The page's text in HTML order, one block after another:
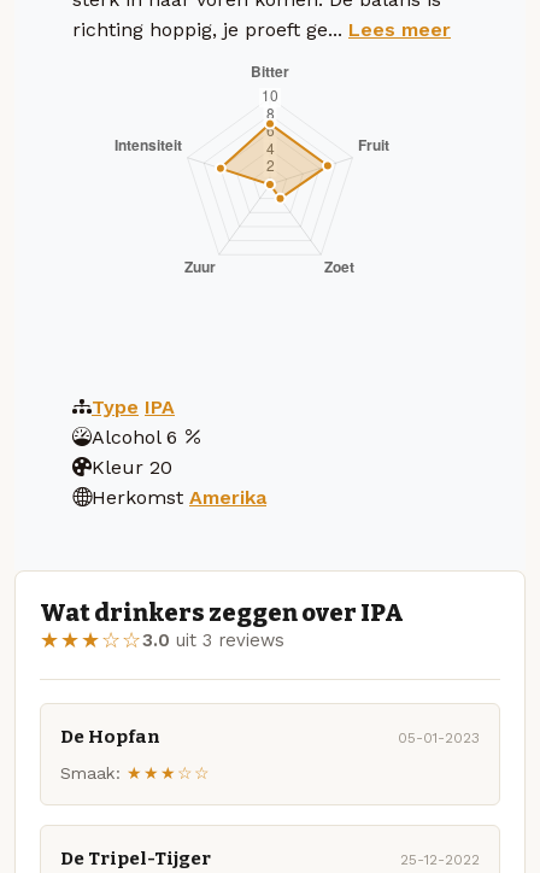
richting hoppig, je proeft ge... Lees meer
Type IPA
Alcohol 6
Kleur 20
Herkomst Amerika
Wat drinkers zeggen over IPA
★★★☆☆3.0 uit 3 reviews
De Hopfan 05-01-2023
Smaak: ★★★☆☆
De Tripel-Tijger 25-12-2022